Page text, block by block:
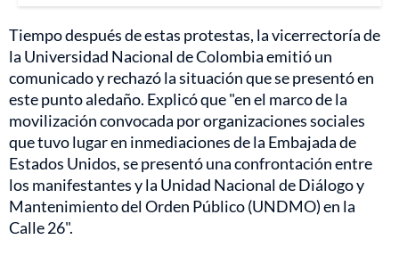
Tiempo después de estas protestas, la vicerrectoría de
la Universidad Nacional de Colombia emitió un
comunicado y rechazó la situación que se presentó en
este punto aledaño. Explicó que "en el marco de la
movilización convocada por organizaciones sociales
que tuvo lugar en inmediaciones de la Embajada de
Estados Unidos, se presentó una confrontación entre
los manifestantes y la Unidad Nacional de Diálogo y
Mantenimiento del Orden Público (UNDMO) en la
Calle 26".